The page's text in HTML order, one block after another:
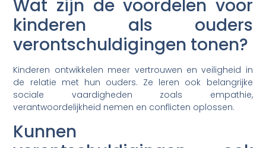
Wat zijn de voordelen voor
kinderen als ouders
verontschuldigingen tonen?
Kinderen ontwikkelen meer vertrouwen en veiligheid in
de relatie met hun ouders. Ze leren ook belangrijke
sociale vaardigheden zoals empathie,
verantwoordelijkheid nemen en conflicten oplossen.
Kunnen